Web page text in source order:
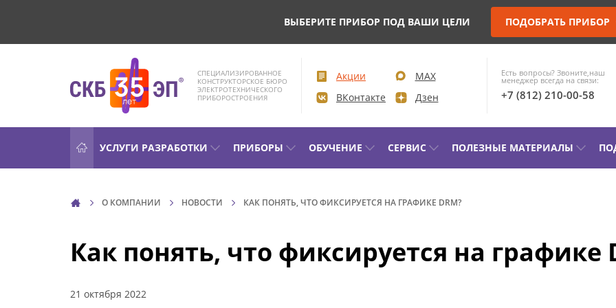
ВЫБЕРИТЕ ПРИБОР ПОД ВАШИ ЦЕЛИ ПОДОБРАТЬ ПРИБОР
СПЕЦИАЛИЗИРОВАННОЕ
КОНСТРУКТОРСКОЕ БЮРО
ЭЛЕКТРОТЕХНИЧЕСКОГО
ПРИБОРОСТРОЕНИЯ
Акции
MAX
ВКонтакте
Дзен
Есть вопросы? Звоните,наш
менеджер всегда на связи:
+7 (812) 210-00-58
УСЛУГИ РАЗРАБОТКИ ПРИБОРЫ
МОНИТОРИНГ ВЫСОКОВОЛЬТНЫХ
УПРАВЛЕНИЕ ПРИВОДОМ ВВ И
ОБУЧЕНИЕ СЕРВИС ПОЛЕЗНЫЕ МАТЕРИАЛЫ
О КОМПАНИИ НОВОСТИ КАК ПОНЯТЬ, ЧТО ФИКСИРУЕТСЯ НА ГРАФИКЕ DRM?
Как понять, что фиксируется на графике
21 октября 2022